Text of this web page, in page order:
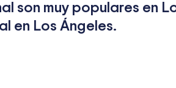
son muy populares en
en Los Ángeles.